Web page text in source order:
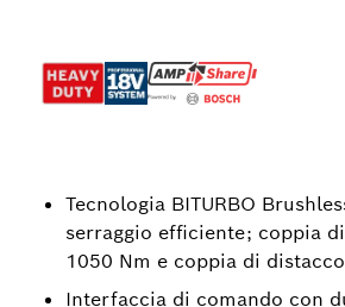
Tecnologia BITURBO
serraggio efficiente; coppia
1050 Nm e coppia di
Interfaccia di comando con